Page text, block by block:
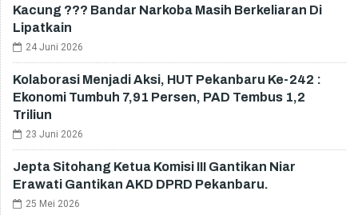
Kacung ??? Bandar Narkoba Masih Berkeliaran Di
Lipatkain
24 Juni 2026
Kolaborasi Menjadi Aksi, HUT Pekanbaru Ke-242 :
Ekonomi Tumbuh 7,91 Persen, PAD Tembus 1,2
Triliun
23 Juni 2026
Jepta Sitohang Ketua Komisi III Gantikan Niar
Erawati Gantikan AKD DPRD Pekanbaru.
25 Mei 2026